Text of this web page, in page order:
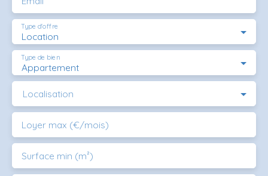
Location
Type d'offre
Appartement
Type de bien
Localisation
Loyer max (€/mois)
Surface min (m²)